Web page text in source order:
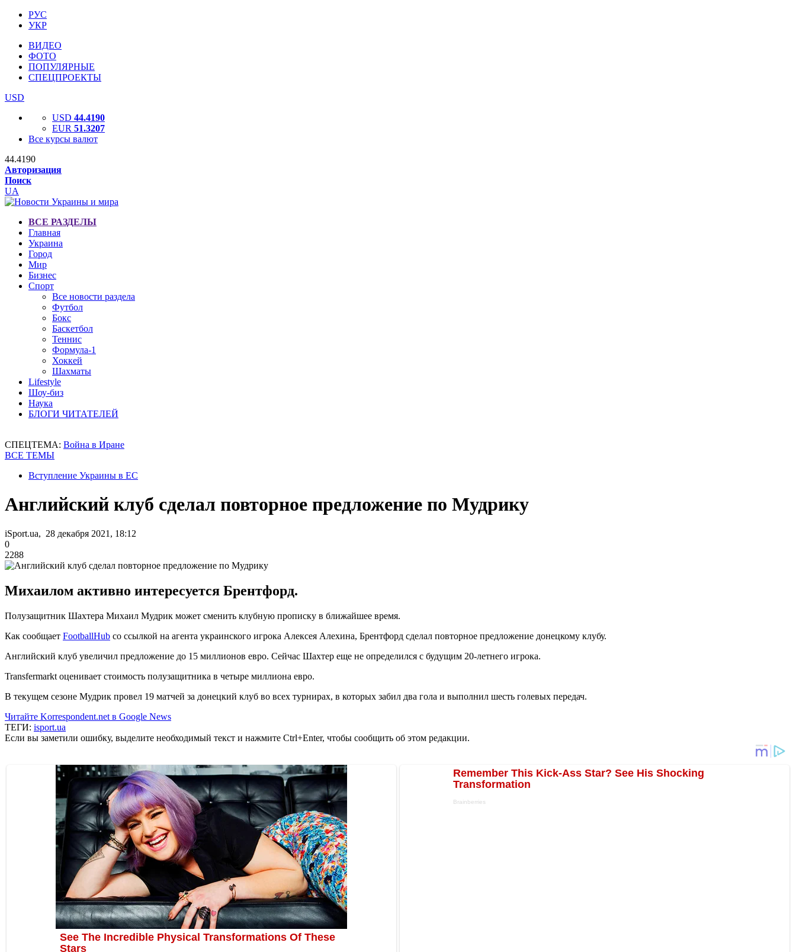
РУС
УКР
ВИДЕО
ФОТО
ПОПУЛЯРНЫЕ
СПЕЦПРОЕКТЫ
USD
USD 44.4190
EUR 51.3207
Все курсы валют
44.4190
Авторизация
Поиск
UA
ВСЕ РАЗДЕЛЫ
Главная
Украина
Город
Мир
Бизнес
Спорт
Все новости раздела
Футбол
Бокс
Баскетбол
Теннис
Формула-1
Хоккей
Шахматы
Lifestyle
Шоу-биз
Наука
БЛОГИ ЧИТАТЕЛЕЙ
СПЕЦТЕМА: Война в Иране
ВСЕ ТЕМЫ
Вступление Украины в ЕС
Английский клуб сделал повторное предложение по Мудрику
iSport.ua, 28 декабря 2021, 18:12
0
2288
Михаилом активно интересуется Брентфорд.
Полузащитник Шахтера Михаил Мудрик может сменить клубную прописку в ближайшее время.
Как сообщает FootballHub со ссылкой на агента украинского игрока Алексея Алехина, Брентфорд сделал повторное предложение донецкому клубу.
Английский клуб увеличил предложение до 15 миллионов евро. Сейчас Шахтер еще не определился с будущим 20-летнего игрока.
Transfermarkt оценивает стоимость полузащитника в четыре миллиона евро.
В текущем сезоне Мудрик провел 19 матчей за донецкий клуб во всех турнирах, в которых забил два гола и выполнил шесть голевых передач.
Читайте Korrespondent.net в Google News
ТЕГИ: isport.ua
Если вы заметили ошибку, выделите необходимый текст и нажмите Ctrl+Enter, чтобы сообщить об этом редакции.